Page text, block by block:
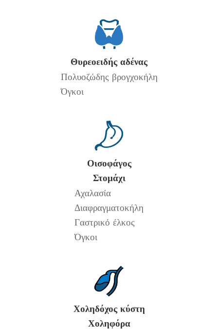
Θυρεοειδής αδένας
Πολυοζώδης βρογχοκήλη
Όγκοι
Οισοφάγος
Στομάχι
Αχαλασία
Διαφραγματοκήλη
Γαστρικό έλκος
Όγκοι
Χοληδόχος κύστη
Χοληφόρα